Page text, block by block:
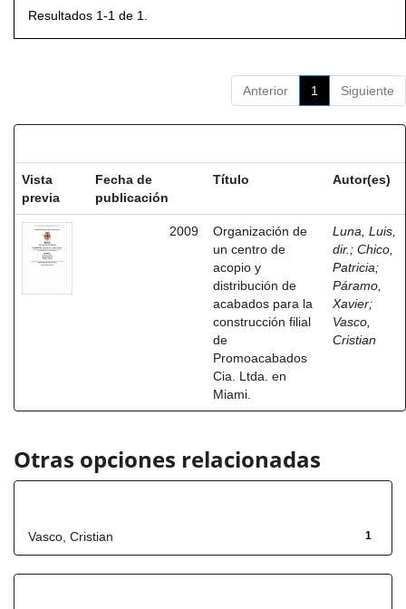
Resultados 1-1 de 1.
Anterior 1 Siguiente
Vista
previa
Fecha de
publicación
Título Autor(es)
2009
Organización de
un centro de
acopio y
distribución de
acabados para la
construcción filial
de
Promoacabados
Cia. Ltda. en
Miami.
Luna, Luis,
dir. ; Chico,
Patricia;
Páramo,
Xavier;
Vasco,
Cristian
Otras opciones relacionadas
1
Vasco, Cristian